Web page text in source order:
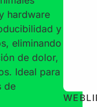
hardware
y
eliminando
de dolor,
Ideal para
de
WEB